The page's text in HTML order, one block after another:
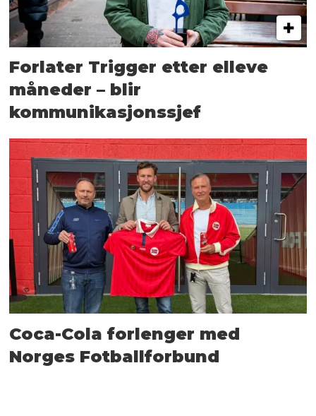
Forlater Trigger etter elleve
måneder – blir
kommunikasjonssjef
Coca-Cola forlenger med
Norges Fotballforbund